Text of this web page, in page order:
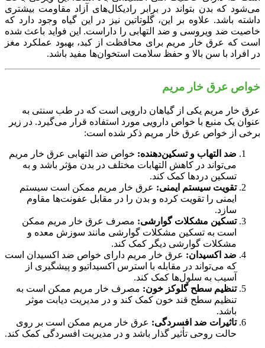
می‌شود که بدن بتواند در برابر رادیکال‌های آزاد مقاومت بیشتری
داشته باشد. علاوه بر این، گلوتاتین نیز در این گیاه وجود دارد که
خاصیت ضد ویروسی و ضد التهابی را داراست. این فواید باعث شده
است که عرق خار مریم برای محافظت از کبد، بهبود عملکرد مغز
در افراد با سن بالا و حفظ سلامت استخوان‌ها مفید باشد.
خواص عرق خار مریم
عرق خار مریم یکی از گیاهان دارویی است که در طب سنتی به
عنوان یک منبع با خواص دارویی مورد استفاده قرار می‌گیرد. در زیر
برخی از خواص عرق خار مریم ذکر شده است:
ضد التهاب و تسکین‌دهنده: خواص ضد التهابی عرق خار مریم
می‌تواند در کاهش التهابات مختلف در بدن مؤثر باشد و به
تسکین دردها کمک کند.
تقویت سیستم ایمنی: عرق خار مریم ممکن است سیستم
ایمنی را تقویت کرده و بدن را در مقابل عفونت‌ها مقاوم
سازد.
تسکین مشکلات گوارشی: مصرف عرق خار مریم ممکن
است به تسکین مشکلات گوارشی مانند سوزش معده و
مشکلات گوارشی دیگر کمک کند.
ضد اکسیدان: عرق خار مریم دارای خواص ضد اکسیدان است
که می‌تواند در مقابله با استرس اکسیداتیو و پیشگیری از
آسیب به سلول‌ها کمک کند.
تنظیم سطح گلوکز خون: مصرف خار مریم ممکن است به
تنظیم سطح قند خون کمک کند و در مدیریت دیابت موثر
باشد.
تاثیرات ضد افسردگی: عرق خار مریم ممکن است بر روی
حالت روحی تأثیر گذار باشد و در مدیریت افسردگی کمک کند.